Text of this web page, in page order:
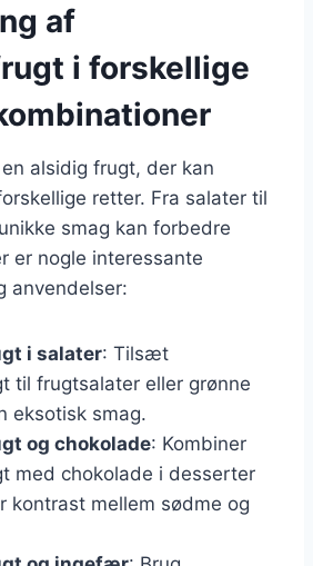
af
i forskellige
alsidig frugt, der kan
retter. Fra salater til
smag kan forbedre
er nogle interessante
anvendelser:
i salater: Tilsæt
til frugtsalater eller grønne
eksotisk smag.
og chokolade: Kombiner
med chokolade i desserter
kontrast mellem sødme og